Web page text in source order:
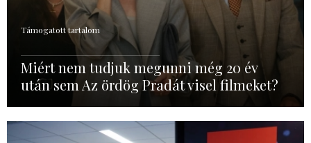
Támogatott tartalom
Miért nem tudjuk megunni még 20 év
után sem Az ördög Pradát visel filmeket?